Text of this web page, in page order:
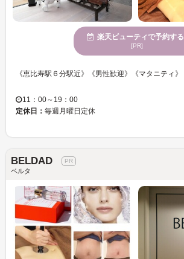
楽天ビューティで予約する
[PR]
11：00～19：00
定休日： 毎週月曜日定休
BELDAD
ベルタ